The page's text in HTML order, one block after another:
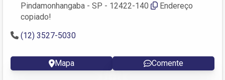
Pindamonhangaba - SP - 12422-140
Endereço
copiado!
(12) 3527-5030
Mapa Comente